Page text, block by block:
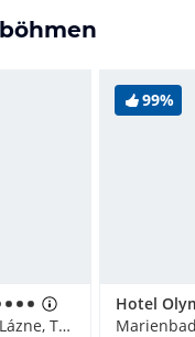
Marienbad / Mariánské Lázne, Tschechien
99%
Hotel